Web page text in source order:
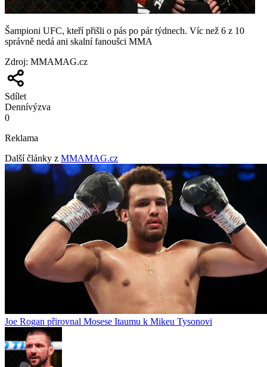
Šampioni UFC, kteří přišli o pás po pár týdnech. Víc než 6 z 10
správně nedá ani skalní fanoušci MMA
Zdroj: MMAMAG.cz
Sdílet
Dennívýzva
0
Reklama
Další články z MMAMAG.cz
Joe Rogan přirovnal Mosese Itaumu k Mikeu Tysonovi